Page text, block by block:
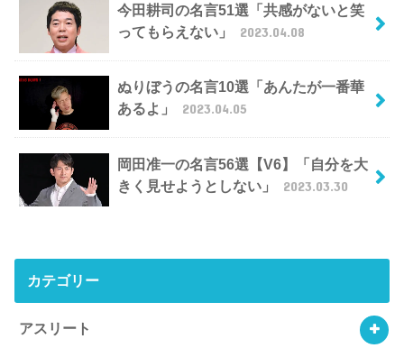
今田耕司の名言51選「共感がないと笑
ってもらえない」
2023.04.08
ぬりぼうの名言10選「あんたが一番華
あるよ」
2023.04.05
岡田准一の名言56選【V6】「自分を大
きく見せようとしない」
2023.03.30
カテゴリー
アスリート